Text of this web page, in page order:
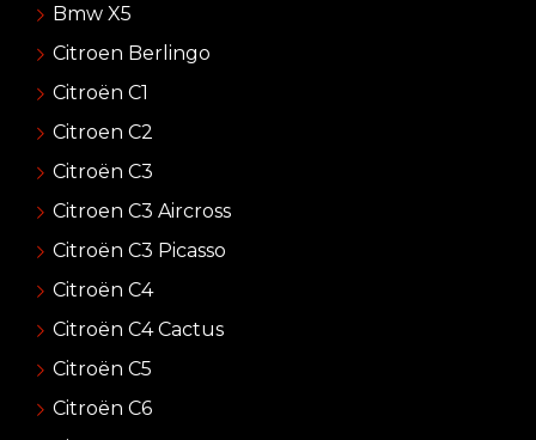
Bmw X5
Citroen Berlingo
Citroën C1
Citroen C2
Citroën C3
Citroen C3 Aircross
Citroën C3 Picasso
Citroën C4
Citroën C4 Cactus
Citroën C5
Citroën C6